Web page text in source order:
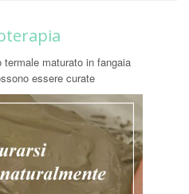
maturato in fangaia
essere curate